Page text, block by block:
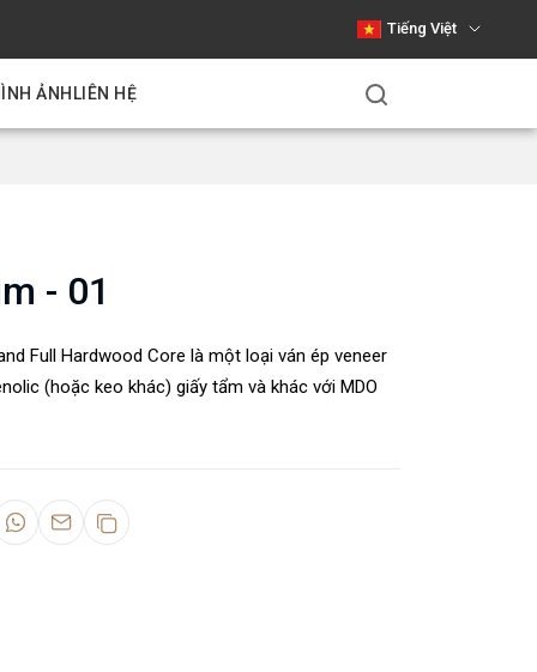
Tiếng Việt
ẢNH LIÊN HỆ
- 01
Full Hardwood Core là một loại ván ép veneer
(hoặc keo khác) giấy tẩm và khác với MDO